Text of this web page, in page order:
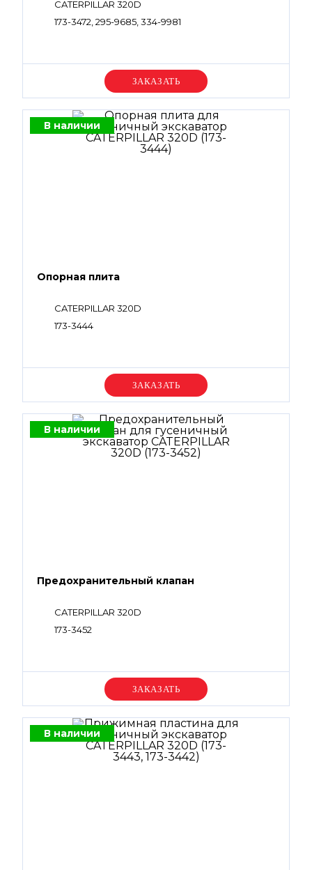
CATERPILLAR 320D
173-3472, 295-9685, 334-9981
Уточняйте цену
В наличии
Опорная плита
CATERPILLAR 320D
173-3444
Уточняйте цену
В наличии
Предохранительный клапан
CATERPILLAR 320D
173-3452
Уточняйте цену
В наличии